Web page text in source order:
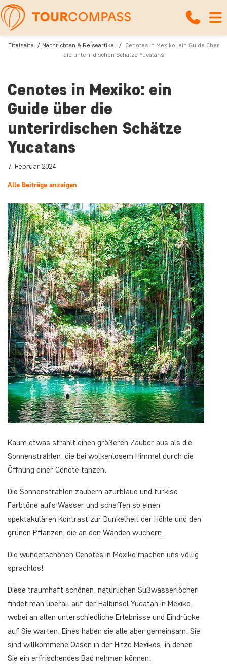
Titelseite Nachrichten & Reiseartikel
Cenotes in Mexiko: ein Guide über
die unterirdischen Schätze Yucatans
Cenotes in Mexiko: ein
Guide über die
unterirdischen Schätze
Yucatans
7. Februar 2024
Alle Beiträge anzeigen
Kaum etwas strahlt einen größeren Zauber aus als die
Sonnenstrahlen, die bei wolkenlosem Himmel durch die
Öffnung einer Cenote tanzen.
Die Sonnenstrahlen zaubern azurblaue und türkise
Farbtöne aufs Wasser und schaffen so einen
spektakulären Kontrast zur Dunkelheit der Höhle und den
grünen Pflanzen, die an den Wänden wuchern.
Die wunderschönen Cenotes in Mexiko machen uns völlig
sprachlos!
Diese traumhaft schönen, natürlichen Süßwasserlöcher
findet man überall auf der Halbinsel Yucatan in Mexiko,
wobei an allen unterschiedliche Erlebnisse und Eindrücke
auf Sie warten. Eines haben sie alle aber gemeinsam: Sie
sind willkommene Oasen in der Hitze Mexikos, in denen
Sie ein erfrischendes Bad nehmen können.